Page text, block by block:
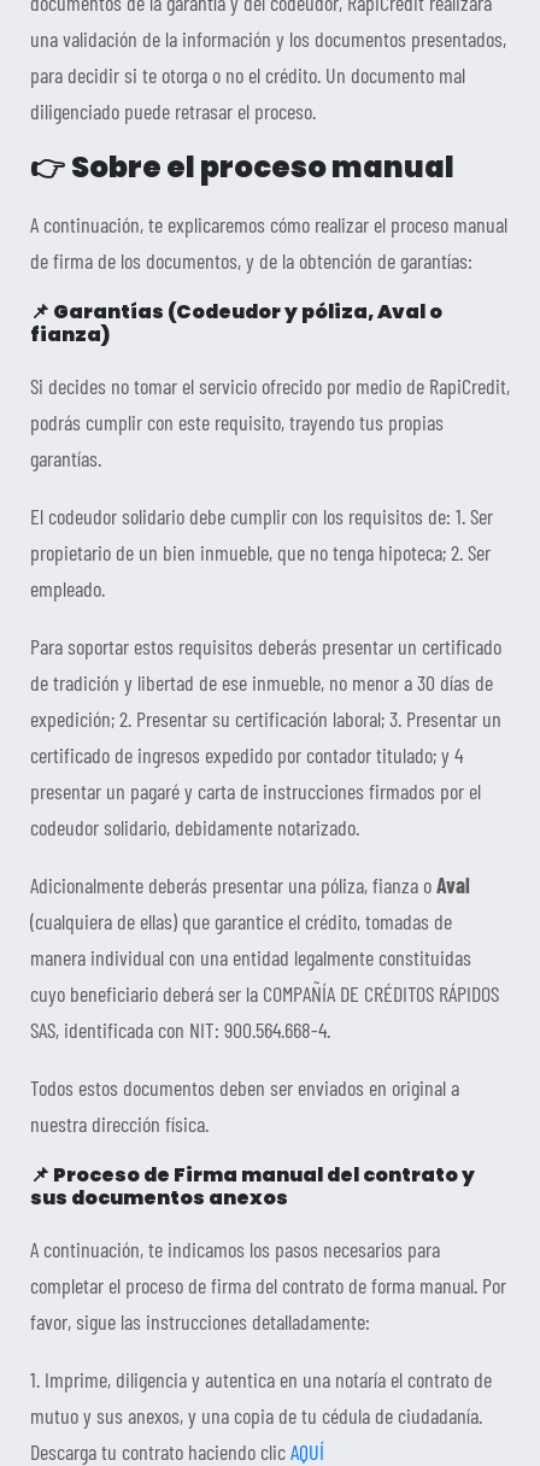
una validación de la información y los documentos presentados,
para decidir si te otorga o no el crédito. Un documento mal
diligenciado puede retrasar el proceso.
👉Sobre el proceso manual
A continuación, te explicaremos cómo realizar el proceso manual
de firma de los documentos, y de la obtención de garantías:
📌 Garantías (Codeudor y póliza, Aval o
fianza)
Si decides no tomar el servicio ofrecido por medio de RapiCredit,
podrás cumplir con este requisito, trayendo tus propias
garantías.
El codeudor solidario debe cumplir con los requisitos de: 1. Ser
propietario de un bien inmueble, que no tenga hipoteca; 2. Ser
empleado.
Para soportar estos requisitos deberás presentar un certificado
de tradición y libertad de ese inmueble, no menor a 30 días de
expedición; 2. Presentar su certificación laboral; 3. Presentar un
certificado de ingresos expedido por contador titulado; y 4
presentar un pagaré y carta de instrucciones firmados por el
codeudor solidario, debidamente notarizado.
Adicionalmente deberás presentar una póliza, fianza oAval
(cualquiera de ellas) que garantice el crédito, tomadas de
manera individual con una entidad legalmente constituidas
cuyo beneficiario deberá ser la COMPAÑÍA DE CRÉDITOS RÁPIDOS
SAS, identificada con NIT: 900.564.668-4.
Todos estos documentos deben ser enviados en original a
nuestra dirección física.
📌 Proceso de Firma manual del contrato y
sus documentos anexos
A continuación, te indicamos los pasos necesarios para
completar el proceso de firma del contrato de forma manual. Por
favor, sigue las instrucciones detalladamente:
1. Imprime, diligencia y autentica en una notaría el contrato de
mutuo y sus anexos, y una copia de tu cédula de ciudadanía.
Descarga tu contrato haciendo clicAQUÍ